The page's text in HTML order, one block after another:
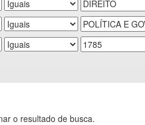
o resultado de busca.